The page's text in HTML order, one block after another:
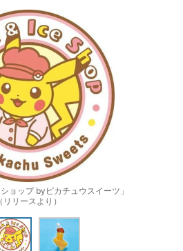
ョップ byピカチュウスイーツ」
（リリースより）